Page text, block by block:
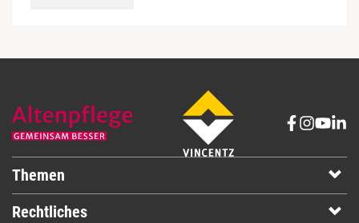
Themen
Rechtliches